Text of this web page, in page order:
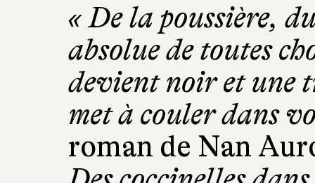
« De la poussière,
absolue de toutes
devient noir et une
met à couler dans
roman de Nan